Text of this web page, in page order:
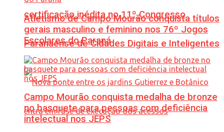
certificação inédita no 11º Congresso
Paranaense de Cidades Digitais e Inteligentes
Atletismo de Campo Mourão conquista títulos
gerais masculino e feminino nos 76º Jogos
Escolares do Paraná
Campo Mourão conquista medalha de bronze
no basquete para pessoas com deficiência
intelectual nos JEPS